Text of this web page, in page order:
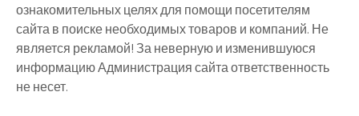
ознакомительных целях для помощи посетителям
сайта в поиске необходимых товаров и компаний. Не
является рекламой! За неверную и изменившуюся
информацию Администрация сайта ответственность
не несет.